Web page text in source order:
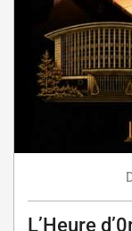
L’Heure